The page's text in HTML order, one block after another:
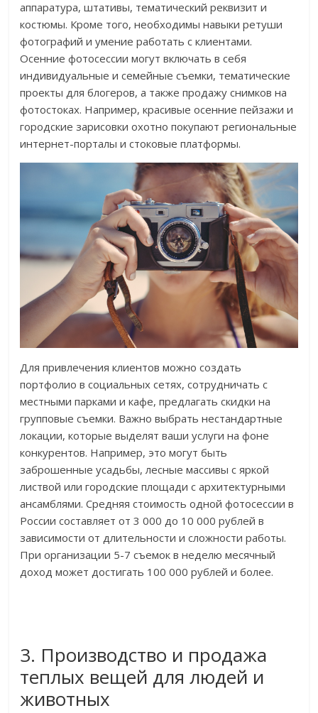
аппаратура, штативы, тематический реквизит и
костюмы. Кроме того, необходимы навыки ретуши
фотографий и умение работать с клиентами.
Осенние фотосессии могут включать в себя
индивидуальные и семейные съемки, тематические
проекты для блогеров, а также продажу снимков на
фотостоках. Например, красивые осенние пейзажи и
городские зарисовки охотно покупают региональные
интернет-порталы и стоковые платформы.
Для привлечения клиентов можно создать
портфолио в социальных сетях, сотрудничать с
местными парками и кафе, предлагать скидки на
групповые съемки. Важно выбрать нестандартные
локации, которые выделят ваши услуги на фоне
конкурентов. Например, это могут быть
заброшенные усадьбы, лесные массивы с яркой
листвой или городские площади с архитектурными
ансамблями. Средняя стоимость одной фотосессии в
России составляет от 3 000 до 10 000 рублей в
зависимости от длительности и сложности работы.
При организации 5-7 съемок в неделю месячный
доход может достигать 100 000 рублей и более.
3. Производство и продажа
теплых вещей для людей и
животных